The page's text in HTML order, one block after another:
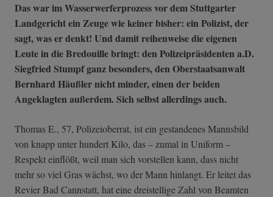
Das war im Wasserwerferprozess vor dem Stuttgarter
Landgericht ein Zeuge wie keiner bisher: ein Polizist, der
sagt, was er denkt! Und damit reihenweise die eigenen
Leute in die Bredouille bringt: den Polizeipräsidenten a.D.
Siegfried Stumpf ganz besonders, den Oberstaatsanwalt
Bernhard Häußler nicht minder, einen der beiden
Angeklagten außerdem. Sich selbst allerdings auch.
Thomas E., 57, Polizeioberrat, ist ein gestandenes Mannsbild
von knapp unter hundert Kilo, das – zumal in Uniform –
Respekt einflößt, weil man sich vorstellen kann, dass nicht
mehr so viel Gras wächst, wo der Mann hinlangt. Er leitet das
Revier Bad Cannstatt, hat eine dreistellige Zahl von Beamten